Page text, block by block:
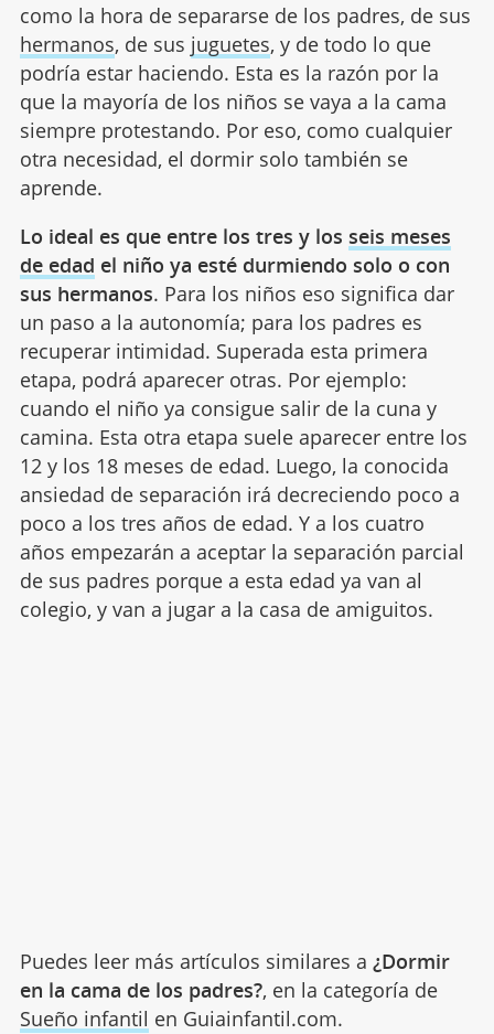
como la hora de separarse de los padres, de sus
hermanos, de sus juguetes, y de todo lo que
podría estar haciendo. Esta es la razón por la
que la mayoría de los niños se vaya a la cama
siempre protestando. Por eso, como cualquier
otra necesidad, el dormir solo también se
aprende.
Lo ideal es que entre los tres y los seis meses
de edad el niño ya esté durmiendo solo o con
sus hermanos. Para los niños eso significa dar
un paso a la autonomía; para los padres es
recuperar intimidad. Superada esta primera
etapa, podrá aparecer otras. Por ejemplo:
cuando el niño ya consigue salir de la cuna y
camina. Esta otra etapa suele aparecer entre los
12 y los 18 meses de edad. Luego, la conocida
ansiedad de separación irá decreciendo poco a
poco a los tres años de edad. Y a los cuatro
años empezarán a aceptar la separación parcial
de sus padres porque a esta edad ya van al
colegio, y van a jugar a la casa de amiguitos.
Puedes leer más artículos similares a ¿Dormir
en la cama de los padres?, en la categoría de
Sueño infantil en Guiainfantil.com.